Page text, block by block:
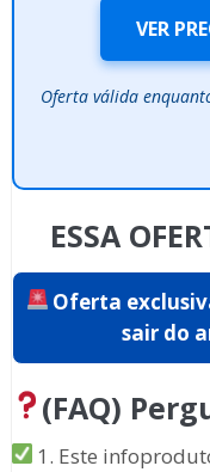
VER
Oferta válida
ESSA
Oferta
sair do
(FAQ)
1. Este